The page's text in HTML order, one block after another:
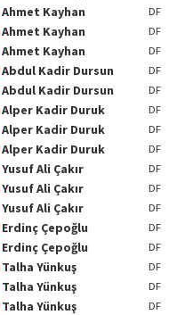
Ahmet Kayhan
DF
Ahmet Kayhan
DF
Ahmet Kayhan
DF
Abdul Kadir Dursun
DF
Abdul Kadir Dursun
DF
Alper Kadir Duruk
DF
Alper Kadir Duruk
DF
Alper Kadir Duruk
DF
Yusuf Ali Çakır
DF
Yusuf Ali Çakır
DF
Yusuf Ali Çakır
DF
Erdinç Çepoğlu
DF
Erdinç Çepoğlu
DF
Talha Yünkuş
DF
Talha Yünkuş
DF
Talha Yünkuş
DF